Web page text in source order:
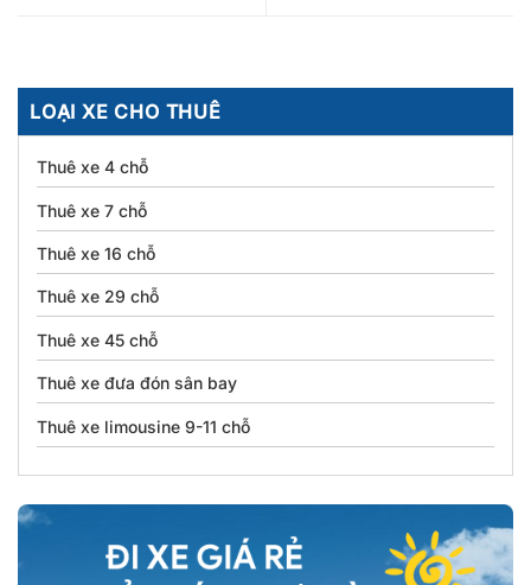
LOẠI XE CHO THUÊ
Thuê xe 4 chỗ
Thuê xe 7 chỗ
Thuê xe 16 chỗ
Thuê xe 29 chỗ
Thuê xe 45 chỗ
Thuê xe đưa đón sân bay
Thuê xe limousine 9-11 chỗ